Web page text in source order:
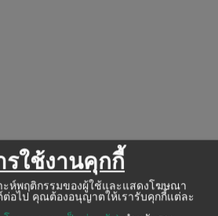
- 2026年8月5日号
รใช้งานคุกกี้
ะห์พฤติกรรมของผู้ใช้และแสดงโฆษณา
อไป คุณต้องอนุญาตให้เรารับคุกกี้แต่ละ